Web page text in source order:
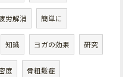
労解消 簡単に
知識 ヨガの効果 研究
度 骨粗鬆症